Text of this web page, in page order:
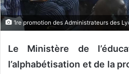
r
r
l
1re promotion des Administrateurs des
Le Ministère de
l’alphabétisation et de la